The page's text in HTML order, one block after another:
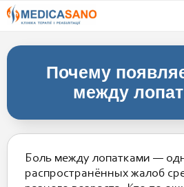
Почему
между
Боль между лопатками —
распространённых жалоб